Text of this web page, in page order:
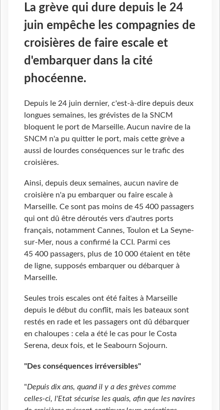
La grève qui dure depuis le 24
juin empêche les compagnies de
croisières de faire escale et
d'embarquer dans la cité
phocéenne.
Depuis le 24 juin dernier, c'est-à-dire depuis deux
longues semaines, les grévistes de la SNCM
bloquent le port de Marseille. Aucun navire de la
SNCM n'a pu quitter le port, mais cette grève a
aussi de lourdes conséquences sur le trafic des
croisières.
Ainsi, depuis deux semaines, aucun navire de
croisière n'a pu embarquer ou faire escale à
Marseille. Ce sont pas moins de 45 400 passagers
qui ont dû être déroutés vers d'autres ports
français, notamment Cannes, Toulon et La Seyne-
sur-Mer, nous a confirmé la CCI. Parmi ces
45 400 passagers, plus de 10 000 étaient en tête
de ligne, supposés embarquer ou débarquer à
Marseille.
Seules trois escales ont été faites à Marseille
depuis le début du conflit, mais les bateaux sont
restés en rade et les passagers ont dû débarquer
en chaloupes : cela a été le cas pour le Costa
Serena, deux fois, et le Seabourn Sojourn.
"Des conséquences irréversibles"
"Depuis dix ans, quand il y a des grèves comme
celles-ci, l'Etat sécurise les quais, afin que les navires